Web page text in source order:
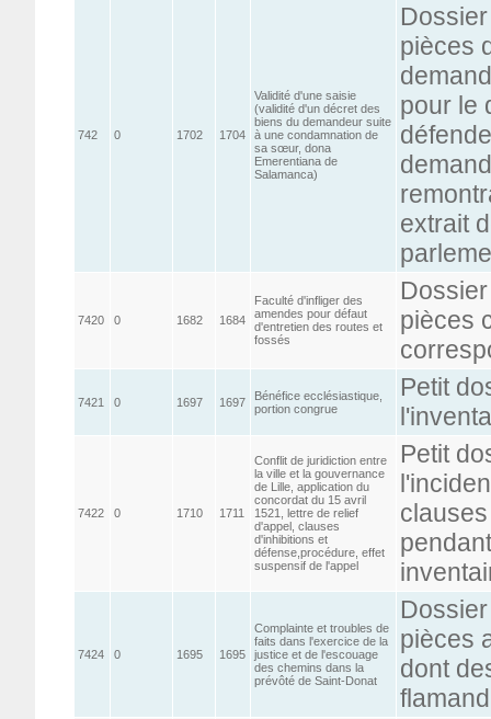
742 0 1702 1704
Validité d'une saisie
(validité d'un décret des
biens du demandeur suite
à une condamnation de
sa sœur, dona
Emerentiana de
Salamanca)
pièces
pour le
extrait
7420 0 1682 1684
Faculté d'infliger des
amendes pour défaut
d'entretien des routes et
fossés
pièces
7421 0 1697 1697
Bénéfice ecclésiastique,
portion congrue
Petit
7422 0 1710 1711
Conflit de juridiction entre
la ville et la gouvernance
de Lille, application du
concordat du 15 avril
1521, lettre de relief
d'appel, clauses
d'inhibitions et
défense,procédure, effet
suspensif de l'appel
Petit
7424 0 1695 1695
Complainte et troubles de
faits dans l'exercice de la
justice et de l'escouage
des chemins dans la
prévôté de Saint-Donat
pièces
dont